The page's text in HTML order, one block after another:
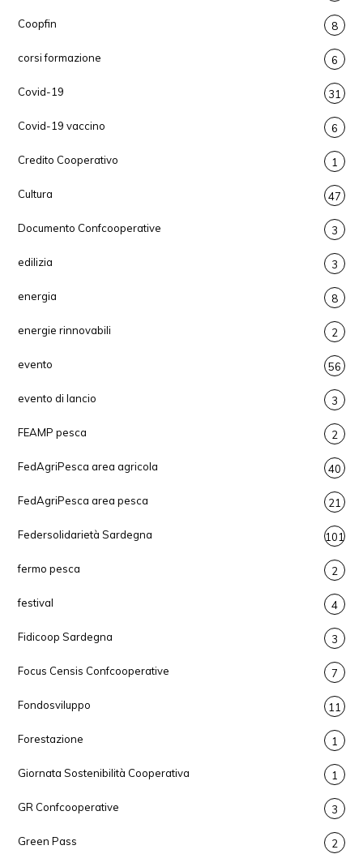
Coopfin 8
corsi formazione 6
Covid-19 31
Covid-19 vaccino 6
Credito Cooperativo 1
Cultura 47
Documento Confcooperative 3
edilizia 3
energia 8
energie rinnovabili 2
evento 56
evento di lancio 3
FEAMP pesca 2
FedAgriPesca area agricola 40
FedAgriPesca area pesca 21
Federsolidarietà Sardegna 101
fermo pesca 2
festival 4
Fidicoop Sardegna 3
Focus Censis Confcooperative 7
Fondosviluppo 11
Forestazione 1
Giornata Sostenibilità Cooperativa 1
GR Confcooperative 3
Green Pass 2